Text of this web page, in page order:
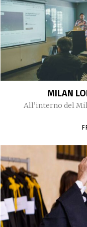
MILAN
All’interno del